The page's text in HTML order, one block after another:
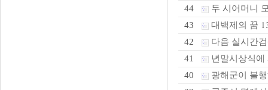
44 두 시어머니
43 대백제의 꿈
42 다음 실시간
41 년말시상식
40 광해군이 불